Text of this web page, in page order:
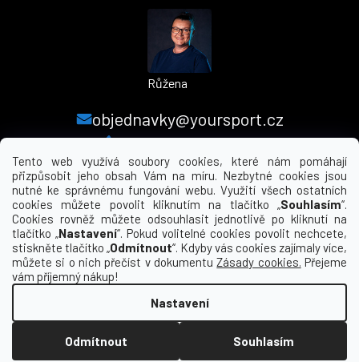
Tento web využívá soubory cookies, které nám pomáhají
přizpůsobit jeho obsah Vám na míru. Nezbytné cookies jsou
nutné ke správnému fungování webu. Využití všech ostatních
cookies můžete povolit kliknutím na tlačítko „Souhlasím“.
Cookies rovněž můžete odsouhlasit jednotlivě po kliknutí na
tlačítko „Nastavení“. Pokud volitelné cookies povolit nechcete,
stiskněte tlačítko „Odmítnout“. Kdyby vás cookies zajímaly více,
můžete si o nich přečíst v dokumentuZásady cookies. Přejeme
vám příjemný nákup!
Nastavení
Odmítnout Souhlasím
Růžena
objednavky@yoursport.cz
+420 224 250 000
MENU
INFORMACE PRO VÁS
KDE NÁS NAJDETE
Vytvořil Shoptet
Copyright 2026
. Všechna práva